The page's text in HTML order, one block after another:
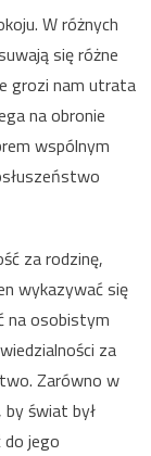
W różnych
się różne
grozi nam utrata
na obronie
wspólnym
za rodzinę,
wykazywać się
na osobistym
za
Zarówno w
by świat był
jego